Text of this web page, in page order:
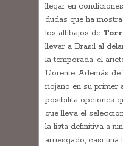
llegar en
dudas que ha
los altibajos de
llevar a Brasil al
la temporada, el
Llorente. Además
riojano en su primer
posibilita opciones
que lleva el
la lista definitiva a
arriesgado, casi una